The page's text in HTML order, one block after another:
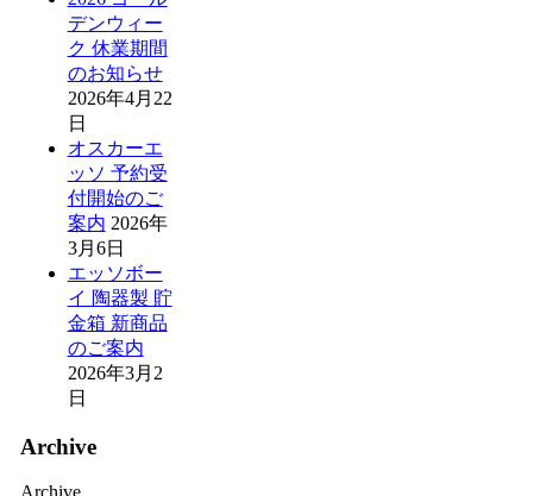
デンウィー
ク 休業期間
のお知らせ
2026年4月22
日
オスカーエ
ッソ 予約受
付開始のご
案内 2026年
3月6日
エッソボー
イ 陶器製 貯
金箱 新商品
のご案内
2026年3月2
日
Archive